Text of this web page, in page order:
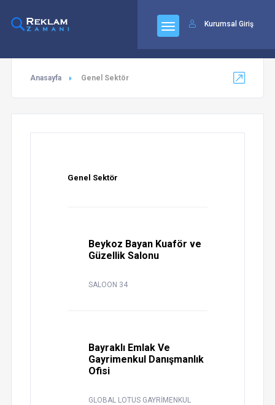
Kurumsal Giriş
Anasayfa Genel Sektör
Genel Sektör
Beykoz Bayan Kuaför ve
Güzellik Salonu
SALOON 34
Bayraklı Emlak Ve
Gayrimenkul Danışmanlık
Ofisi
GLOBAL LOTUS GAYRİMENKUL